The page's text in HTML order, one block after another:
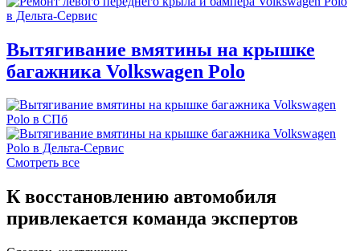
Вытягивание вмятины на крышке
багажника Volkswagen Polo
Смотреть все
К восстановлению автомобиля
привлекается команда экспертов